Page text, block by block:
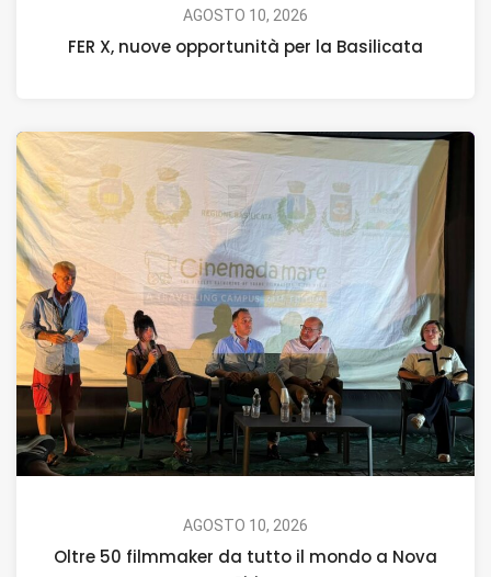
AGOSTO 10, 2026
FER X, nuove opportunità per la Basilicata
AGOSTO 10, 2026
Oltre 50 filmmaker da tutto il mondo a Nova